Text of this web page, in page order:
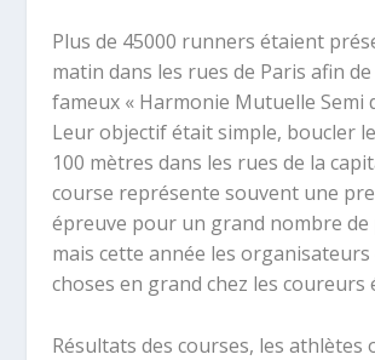
Plus de 45000 runners étaient
matin dans les rues de Paris afin
fameux « Harmonie Mutuelle Semi
Leur objectif était simple, boucler
100 mètres dans les rues de la
course représente souvent une
épreuve pour un grand nombre
mais cette année les
choses en grand chez les coureurs
Résultats des courses, les athlètes